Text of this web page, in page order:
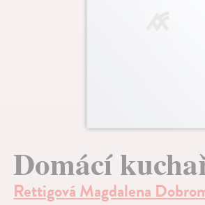
Domácí
Rettigová Magdalena